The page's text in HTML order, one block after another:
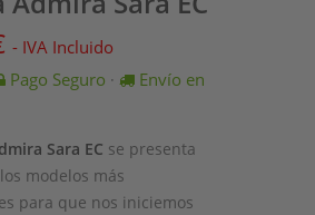
- IVA Incluido
Pago Seguro ·
Envío en
Sara EC se presenta
modelos más
para que nos iniciemos